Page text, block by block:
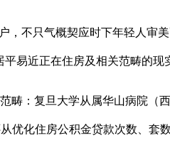
不只气概契应时下年轻人审
易近正在住房及相关范畴的现
：复旦大学从属华山病院（
优化住房公积金贷款次数、套数